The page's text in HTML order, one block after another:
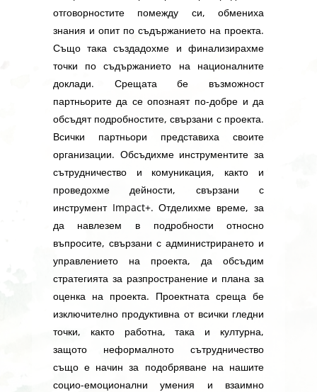
отговорностите помежду си, обмениха
знания и опит по съдържанието на проекта.
Също така създадохме и финализирахме
точки по съдържанието на националните
доклади. Срещата бе възможност
партньорите да се опознаят по-добре и да
обсъдят подробностите, свързани с проекта.
Всички партньори представиха своите
организации. Обсъдихме инструментите за
сътрудничество и комуникация, както и
проведохме дейности, свързани с
инструмент Impact+. Отделихме време, за
да навлезем в подробности относно
въпросите, свързани с администрирането и
управлението на проекта, да обсъдим
стратегията за разпространение и плана за
оценка на проекта. Проектната среща бе
изключително продуктивна от всички гледни
точки, както работна, така и културна,
защото неформалното сътрудничество
също е начин за подобряване на нашите
социо-емоционални умения и взаимно